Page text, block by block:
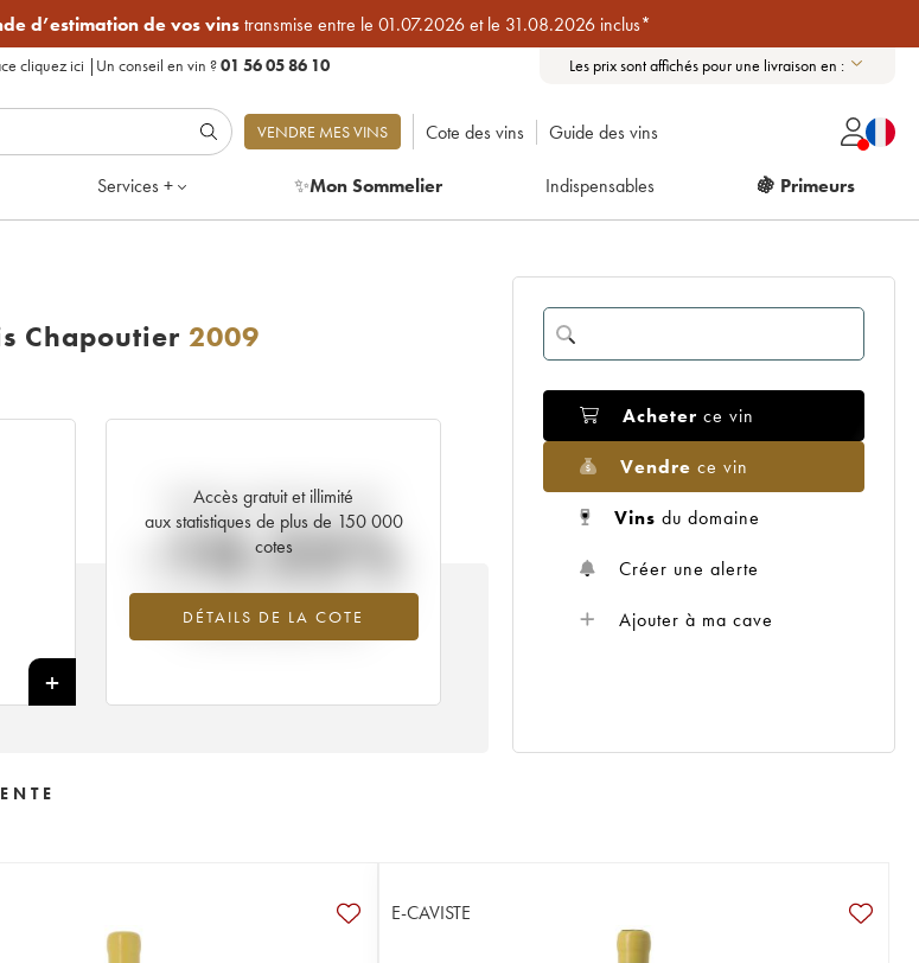
d’estimation de vos vinstransmise entre le 01.07.2026 et le 31.08.2026 inclus*
cliquez ici | Un conseil en vin ?01 56 05 86 10 Les prix sont affichés pour une livraison en :
VENDRE MES VINS Cote des vins Guide des vins
Services + ✨Mon Sommelier Indispensables 🍇 Primeurs
Chapoutier 2009
+
Accès gratuit et illimité
aux statistiques de plus de 150 000
cotes
DÉTAILS DE LA COTE
Tendance actuelle de la cote
-10.25%
Tendance à la baisse du millésime 2009
en 2026 par rapport à 2025
Acheter ce vin
Vendre ce vin
Vins du domaine
Créer une alerte
Ajouter à ma cave
E-CAVISTE